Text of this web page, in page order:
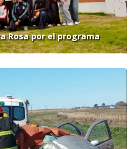
Rosa por el programa